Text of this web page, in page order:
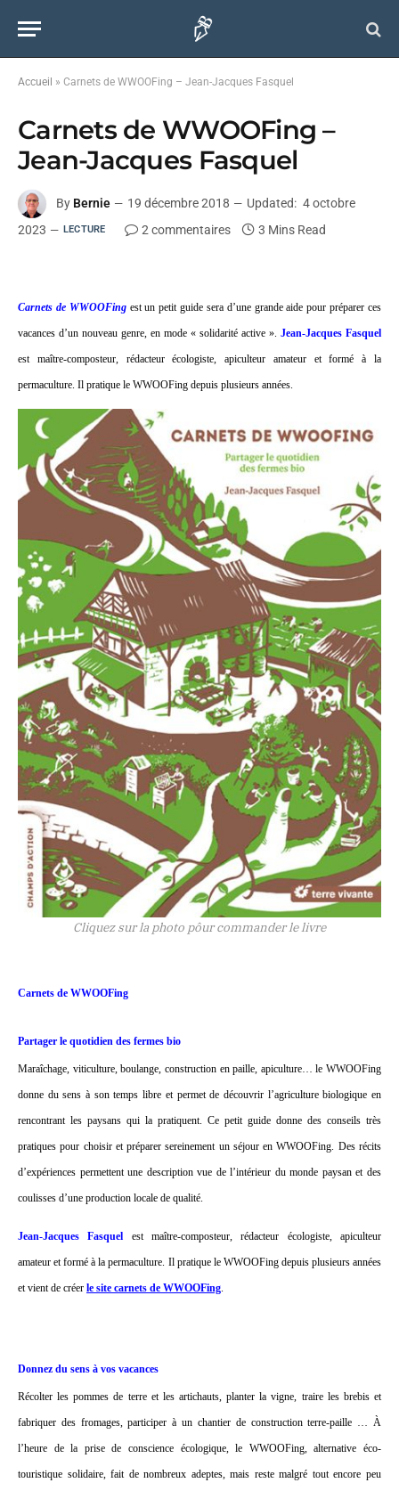
Accueil » Carnets de WWOOFing – Jean-Jacques Fasquel
Carnets de WWOOFing –
Jean-Jacques Fasquel
By Bernie 19 décembre 2018 Updated: 4 octobre
2023
LECTURE 2 commentaires 3 Mins Read
Carnets de WWOOFingest un petit guide sera d’une grande aide pour préparer ces
vacances d’un nouveau genre, en mode « solidarité active ». Jean-Jacques Fasquel
est maître-composteur, rédacteur écologiste, apiculteur amateur et formé à la
permaculture. Il pratique le WWOOFing depuis plusieurs années.
Cliquez sur la photo pôur commander le livre
Carnets de WWOOFing
Partager le quotidien des fermes bio
Maraîchage, viticulture, boulange, construction en paille, apiculture… le WWOOFing
donne du sens à son temps libre et permet de découvrir l’agriculture biologique en
rencontrant les paysans qui la pratiquent. Ce petit guide donne des conseils très
pratiques pour choisir et préparer sereinement un séjour en WWOOFing. Des récits
d’expériences permettent une description vue de l’intérieur du monde paysan et des
coulisses d’une production locale de qualité.
Jean-Jacques Fasquel est maître-composteur, rédacteur écologiste, apiculteur
amateur et formé à la permaculture. Il pratique le WWOOFing depuis plusieurs années
et vient de créer le site carnets de WWOOFing
Donnez du sens à vos vacances
Récolter les pommes de terre et les artichauts, planter la vigne, traire les brebis et
fabriquer des fromages, participer à un chantier de construction terre-paille … À
l’heure de la prise de conscience écologique, le WWOOFing, alternative éco-
touristique solidaire, fait de nombreux adeptes, mais reste malgré tout encore peu